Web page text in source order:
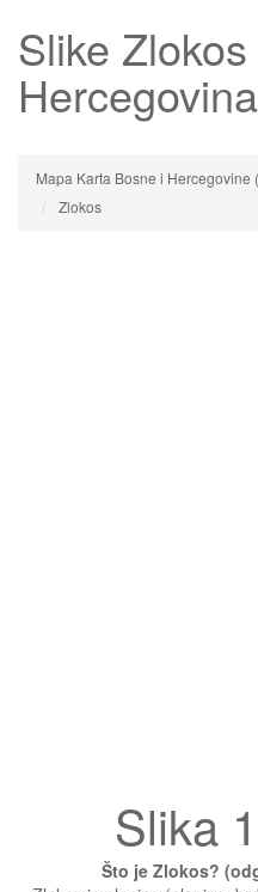
Slike Zlokos
Mapa Karta Bosne i Hercegovine
Zlokos
Slika
Što je Zlokos?